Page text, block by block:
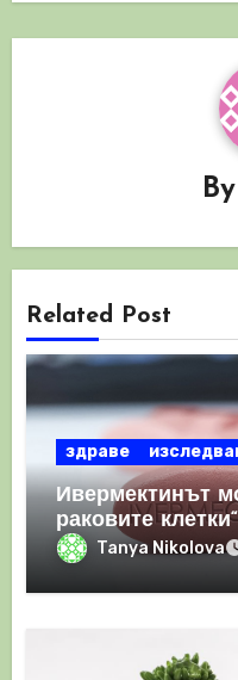
By
Related Post
здраве
Ивермектинът
раковите
имунния
Tanya Nikolova